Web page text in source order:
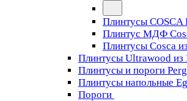
Плинтусы COSCA
Плинтус МДФ
Плинтусы Cosca
Плинтусы Ultrawood из
Плинтусы и пороги
Плинтусы напольные
Пороги